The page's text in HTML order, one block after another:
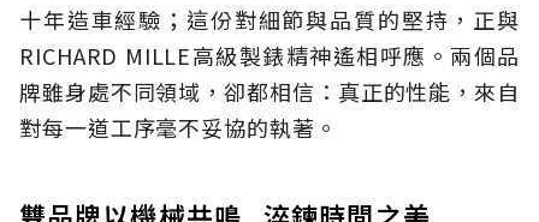
十年造車經驗；這份對細節與品質的堅持，正與
RICHARD MILLE高級製錶精神遙相呼應。兩個品
牌雖身處不同領域，卻都相信：真正的性能，來自
對每一道工序毫不妥協的執著。
雙品牌以機械共鳴 淬鍊時間之美